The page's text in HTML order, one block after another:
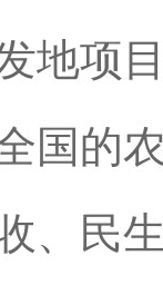
项目
国的
、民